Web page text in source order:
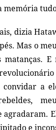
memória
dizia
Mas o
matanças. E
a
agradaram.
e